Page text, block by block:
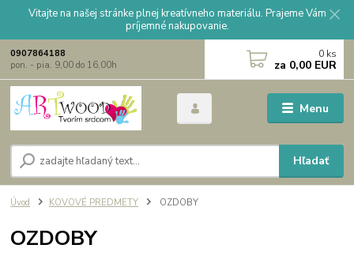
Vitajte na našej stránke plnej kreatívneho materiálu. Prajeme Vám
príjemné nakupovanie.
Menu
Hľadať
0907864188
pon. - pia. 9,00 do 16,00h
0 ks
za 0,00 EUR
Úvod KOVOVÉ PREDMETY OZDOBY
OZDOBY